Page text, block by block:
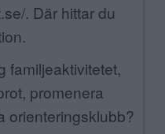
. Där hittar du
familjeaktivitetet,
promenera
orienteringsklubb?